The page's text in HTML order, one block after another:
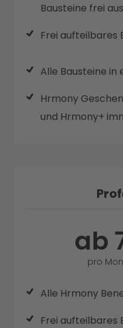
Bausteine frei aus
Frei aufteilbares
Alle Bausteine
Hrmony
und Hrmony+
ab
pro
Alle Hrmony
Frei aufteilbares